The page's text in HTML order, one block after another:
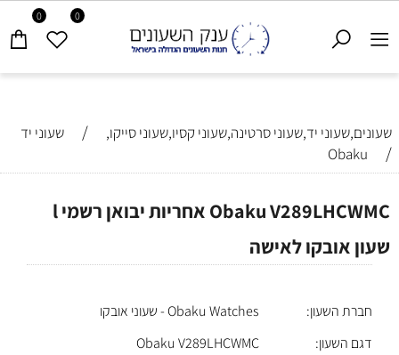
0 0
שעונים,שעוני יד,שעוני סרטינה,שעוני קסיו,שעוני סייקו, / שעוני יד
/
Obaku
Obaku V289LHCWMC אחריות יבואן רשמי l
שעון אובקו לאישה
חברת השעון:
Obaku Watches - שעוני אובקו
דגם השעון:
Obaku V289LHCWMC